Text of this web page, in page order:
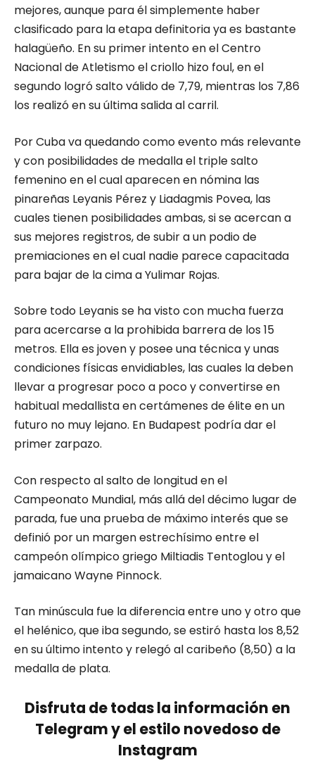
mejores, aunque para él simplemente haber
clasificado para la etapa definitoria ya es bastante
halagüeño. En su primer intento en el Centro
Nacional de Atletismo el criollo hizo foul, en el
segundo logró salto válido de 7,79, mientras los 7,86
los realizó en su última salida al carril.
Por Cuba va quedando como evento más relevante
y con posibilidades de medalla el triple salto
femenino en el cual aparecen en nómina las
pinareñas Leyanis Pérez y Liadagmis Povea, las
cuales tienen posibilidades ambas, si se acercan a
sus mejores registros, de subir a un podio de
premiaciones en el cual nadie parece capacitada
para bajar de la cima a Yulimar Rojas.
Sobre todo Leyanis se ha visto con mucha fuerza
para acercarse a la prohibida barrera de los 15
metros. Ella es joven y posee una técnica y unas
condiciones físicas envidiables, las cuales la deben
llevar a progresar poco a poco y convertirse en
habitual medallista en certámenes de élite en un
futuro no muy lejano. En Budapest podría dar el
primer zarpazo.
Con respecto al salto de longitud en el
Campeonato Mundial, más allá del décimo lugar de
parada, fue una prueba de máximo interés que se
definió por un margen estrechísimo entre el
campeón olímpico griego Miltiadis Tentoglou y el
jamaicano Wayne Pinnock.
Tan minúscula fue la diferencia entre uno y otro que
el helénico, que iba segundo, se estiró hasta los 8,52
en su último intento y relegó al caribeño (8,50) a la
medalla de plata.
Disfruta de todas la información en
Telegram y el estilo novedoso de
Instagram